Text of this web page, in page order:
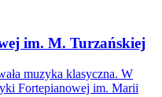
im. M. Turzańskiej
muzyka klasyczna. W
Fortepianowej im. Marii